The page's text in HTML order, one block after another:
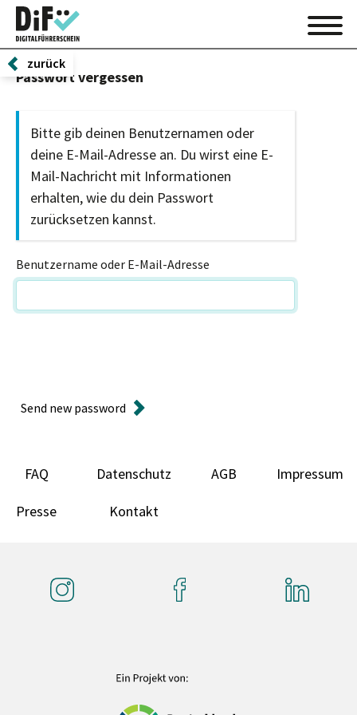
zurück
Passwort vergessen
Bitte gib deinen Benutzernamen oder
deine E-Mail-Adresse an. Du wirst eine E-
Mail-Nachricht mit Informationen
erhalten, wie du dein Passwort
zurücksetzen kannst.
Benutzername oder E-Mail-Adresse
Send new password
FAQ Datenschutz AGB Impressum
Presse Kontakt